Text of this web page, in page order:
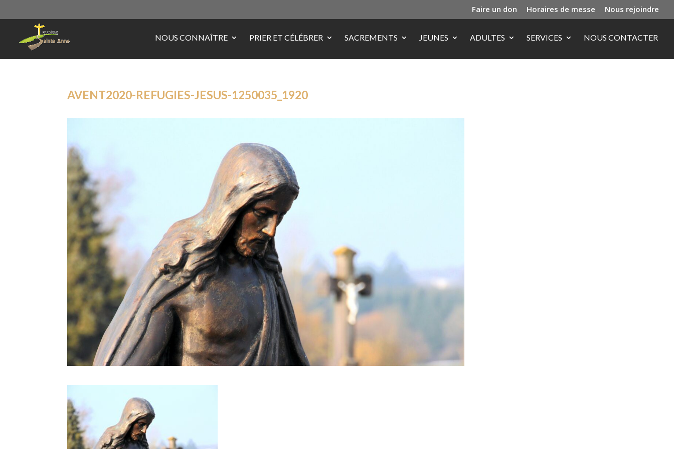
Faire un don Horaires de messe Nous rejoindre
NOUS CONNAÎTRE PRIER ET CÉLÉBRER SACREMENTS JEUNES ADULTES SERVICES NOUS CONTACTER
AVENT2020-REFUGIES-JESUS-1250035_1920